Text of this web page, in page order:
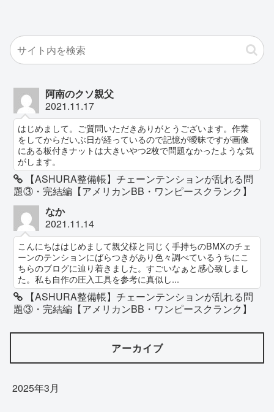
阿南のクソ親父
2021.11.17
はじめまして。ご質問いただきありがとうございます。作業
をしてからだいぶ日が経っているので記憶が曖昧ですが画像
にある板付きナットは大きいやつ2枚で問題なかったような気
がします。
【ASHURA整備帳】チェーンテンションが乱れる問
題③・完結編【アメリカンBB・ワンピースクランク】
なか
2021.11.14
こんにちははじめまして親父様と同じく手持ちのBMXのチェ
ーンのテンションにばらつきがあり色々調べているうちにこ
ちらのブログに辿り着きました。すごいなぁと感心致しまし
た。私も自作の圧入工具を参考に真似し...
【ASHURA整備帳】チェーンテンションが乱れる問
題③・完結編【アメリカンBB・ワンピースクランク】
アーカイブ
2025年3月